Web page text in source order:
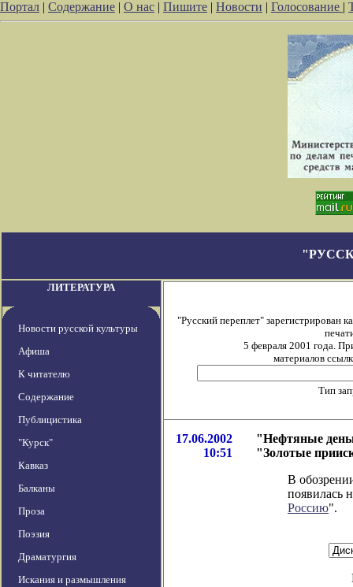
Портал | Содержание | О нас | Пишите | Новости | Голосование |
ЛИТЕРАТУРА
Новости русской культуры
Афиша
К читателю
Содержание
Публицистика
"Курск"
Кавказ
Балканы
Проза
Поэзия
Драматургия
Искания и размышления
"Русский переплет" зарегистрирован
5 февраля 2001 года.
материалов
Тип
17.06.2002
10:51
"Нефтяные
"Золотые
В
появилась
Россию".